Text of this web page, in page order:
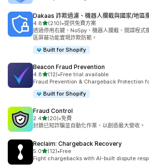
Dakaas 詐欺過濾、機器人攔截與國家/地區
4.8滿分 5 顆星
(210)
共有 210 則評價
•提供免費方案
透過停用右鍵、NoSpy、機器人攔截、間諜程式
區屏蔽功能實現詐欺防範。
Built for Shopify
Beacon Fraud Prevention
4.8滿分 5 顆星
(12)
共有 12 則評價
•Free trial available
Fraud Prevention & Chargeback Protection
Built for Shopify
Fraud Control
2.4滿分 5 顆星
(20)
共有 20 則評價
•免費
封鎖已知詐騙並自動化作業，以創造最大營收。
Reclaim: Chargeback Recovery
5.0滿分 5 顆星
(12)
共有 12 則評價
•Free
Fight chargebacks with AI-built dispute